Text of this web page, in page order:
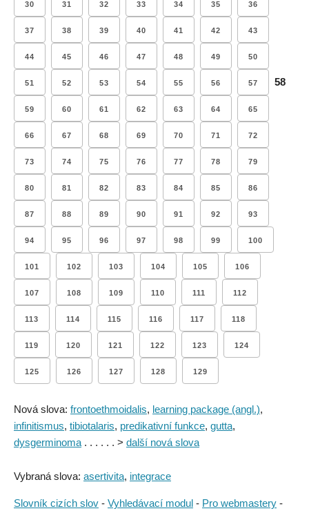
30 31 32 33 34 35 36
37 38 39 40 41 42 43
44 45 46 47 48 49 50
51 52 53 54 55 56 57 58
59 60 61 62 63 64 65
66 67 68 69 70 71 72
73 74 75 76 77 78 79
80 81 82 83 84 85 86
87 88 89 90 91 92 93
94 95 96 97 98 99 100
101 102 103 104 105 106
107 108 109 110 111 112
113 114 115 116 117 118
119 120 121 122 123 124
125 126 127 128 129
Nová slova: frontoethmoidalis, learning package (angl.),
infinitismus, tibiotalaris, predikativní funkce, gutta,
dysgerminoma . . . . . . > další nová slova
Vybraná slova: asertivita, integrace
Slovník cizích slov - Vyhledávací modul - Pro webmastery -